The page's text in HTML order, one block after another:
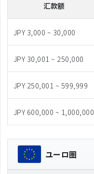
汇款额
JPY 3,000 ~ 30,000
JPY 30,001 ~ 250,000
JPY 250,001 ~ 599,999
JPY 600,000 ~ 1,000,000
ユーロ圏